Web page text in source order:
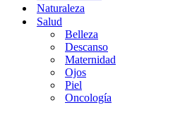
Naturaleza
Salud
Belleza
Descanso
Maternidad
Ojos
Piel
Oncología